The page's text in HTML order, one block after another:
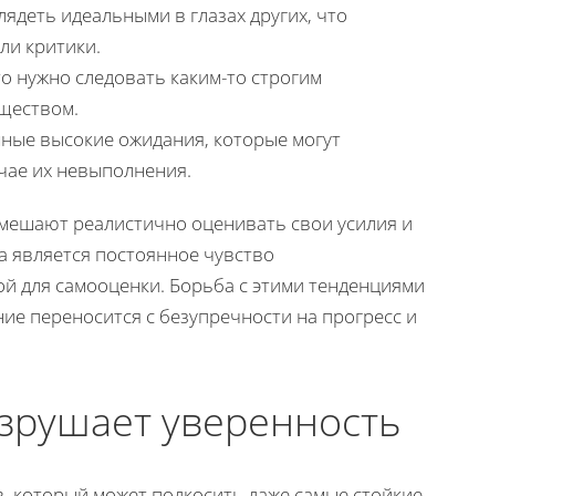
идеальными в глазах других, что
критики.
нужно следовать каким-то строгим
высокие ожидания, которые могут
их невыполнения.
реалистично оценивать свои усилия и
постоянное чувство
для самооценки. Борьба с этими тенденциями
переносится с безупречности на прогресс и
уверенность